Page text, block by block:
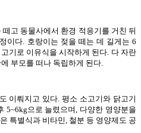
고 동물사에서 환경 적응기를 거친 뒤
이다. 호랑이는 젖을 떼는 데 길게는 6
기로 이유식을 시작하게 된다. 다 자란
부모를 떠나 독립하게 된다.
이뤄지고 있다. 평소 소고기와 닭고기
5~6kg으로 늘렸으며, 다양한 영양분을
특별식과 비타민, 철분 등 영양제도 공